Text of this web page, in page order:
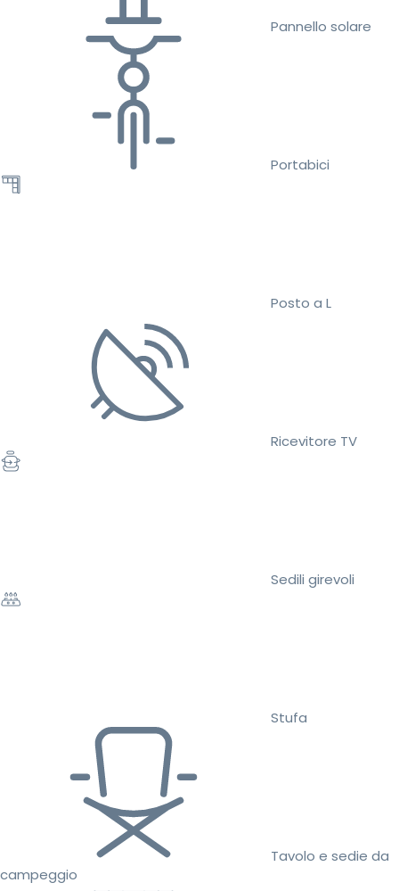
Pannello solare
Portabici
Posto a L
Ricevitore TV
Sedili girevoli
Stufa
Tavolo e sedie da
campeggio